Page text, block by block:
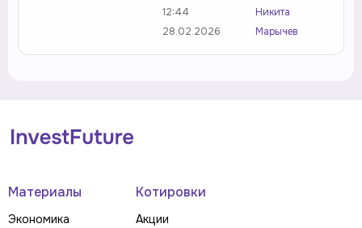
12:44
28.02.2026
Никита
Марычев
Материалы
Экономика
Котировки
Акции